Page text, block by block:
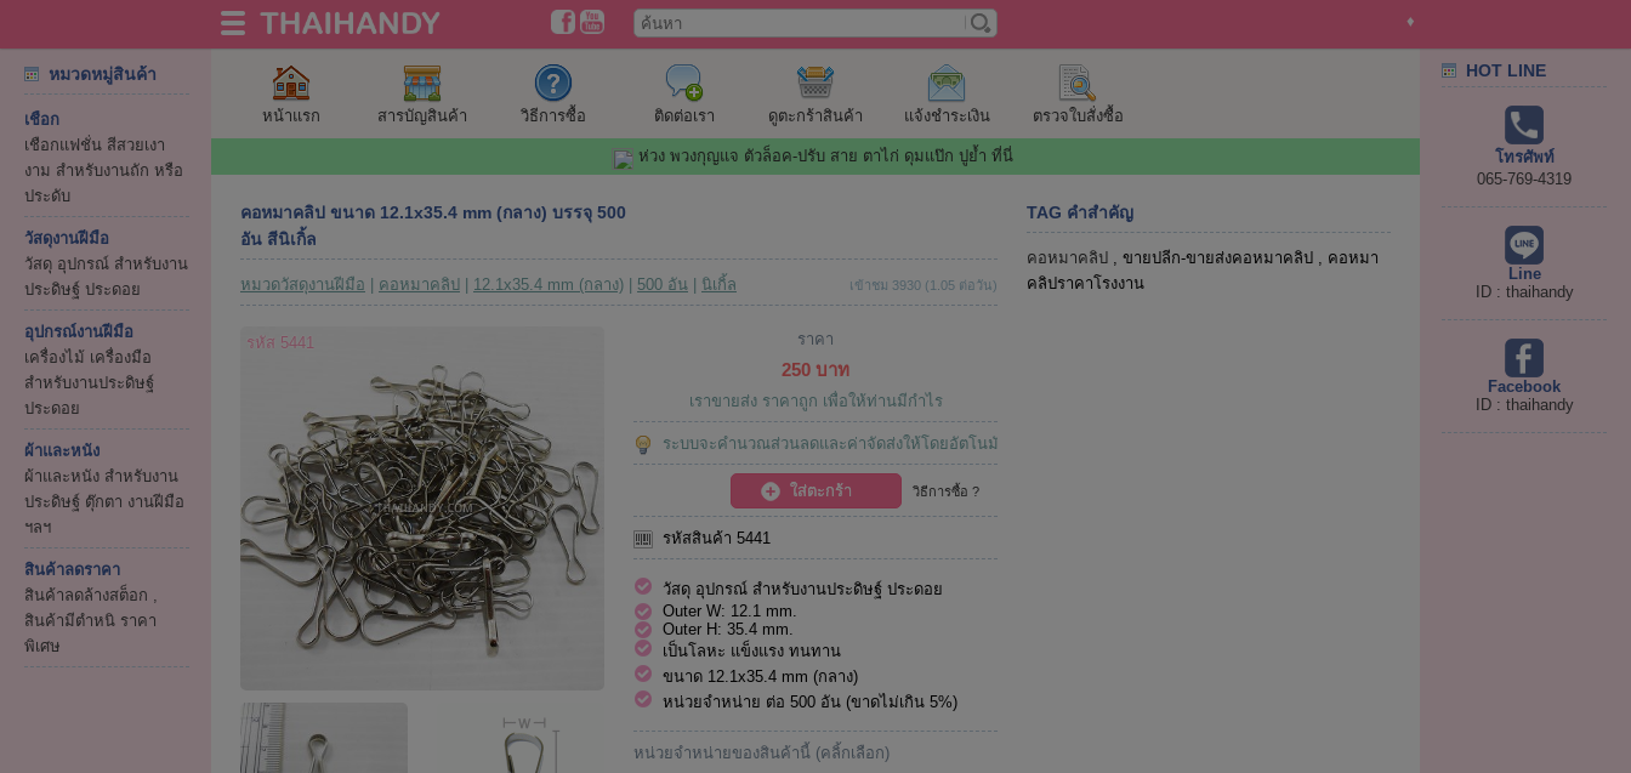
♦
หมวดหมู่สินค้า
เชือก
เชือกแฟชั่น สีสวยเงา
งาม สำหรับงานถัก หรือ
ประดับ
วัสดุงานฝีมือ
วัสดุ อุปกรณ์ สำหรับงาน
ประดิษฐ์ ประดอย
อุปกรณ์งานฝีมือ
เครื่องไม้ เครื่องมือ
สำหรับงานประดิษฐ์
ประดอย
ผ้าและหนัง
ผ้าและหนัง สำหรับงาน
ประดิษฐ์ ตุ๊กตา งานฝีมือ
ฯลฯ
สินค้าลดราคา
สินค้าลดล้างสต็อก ,
สินค้ามีตำหนิ ราคา
พิเศษ
HOT LINE
โทรศัพท์
065-769-4319
Line
ID : thaihandy
Facebook
ID : thaihandy
หน้าแรก สารบัญสินค้า วิธีการซื้อ ติดต่อเรา ดูตะกร้าสินค้า แจ้งชำระเงิน ตรวจใบสั่งซื้อ
ห่วง พวงกุญแจ ตัวล็อค-ปรับ สาย ตาไก่ ดุมแป๊ก ปูย้ำ ที่นี่
คอหมาคลิป ขนาด 12.1x35.4 mm (กลาง) บรรจุ 500
อัน สีนิเกิ้ล
หมวดวัสดุงานฝีมือ คอหมาคลิป 12.1x35.4 mm (กลาง) 500 อัน นิเกิ้ล เข้าชม 3930 (1.05 ต่อวัน)
รหัส 5441 ราคา
250 บาท
เราขายส่ง ราคาถูก เพื่อให้ท่านมีกำไร
ระบบจะคำนวณส่วนลดและค่าจัดส่งให้โดยอัตโนมัติ
วิธีการซื้อ ?
ใส่ตะกร้า
รหัสสินค้า 5441
วัสดุ อุปกรณ์ สำหรับงานประดิษฐ์ ประดอย
Outer W: 12.1 mm.
Outer H: 35.4 mm.
เป็นโลหะ แข็งแรง ทนทาน
ขนาด 12.1x35.4 mm (กลาง)
หน่วยจำหน่าย ต่อ 500 อัน (ขาดไม่เกิน 5%)
หน่วยจำหน่ายของสินค้านี้ (คลิ้กเลือก)
TAG คำสำคัญ
คอหมาคลิป , ขายปลีก-ขายส่งคอหมาคลิป , คอหมา
คลิปราคาโรงงาน